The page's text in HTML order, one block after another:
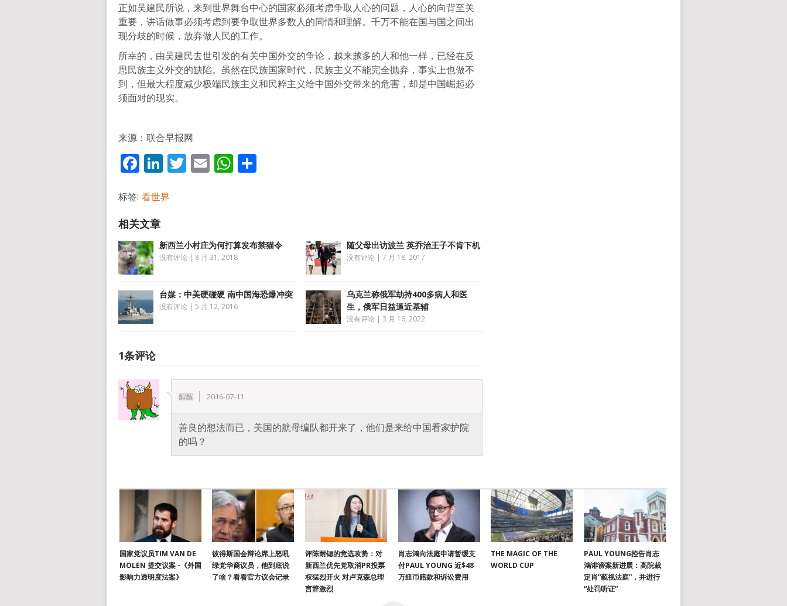
正如吴建民所说，来到世界舞台中心的国家必须考虑争取人心的问题，人心的向背至关
重要，讲话做事必须考虑到要争取世界多数人的同情和理解。千万不能在国与国之间出
现分歧的时候，放弃做人民的工作。
所幸的，由吴建民去世引发的有关中国外交的争论，越来越多的人和他一样，已经在反
思民族主义外交的缺陷。虽然在民族国家时代，民族主义不能完全抛弃，事实上也做不
到，但最大程度减少极端民族主义和民粹主义给中国外交带来的危害，却是中国崛起必
须面对的现实。
来源：联合早报网
Facebook
LinkedIn
Twitter
EmailWhatsApp
标签: 看世界
新西兰小村庄为何打算发布禁猫令
没有评论 | 8 月 31, 2018
随父母出访波兰 英乔治王子不肯下机
没有评论 |7 月 18, 2017
台媒：中美硬碰硬 南中国海恐爆冲突
没有评论 | 5 月 12, 2016
乌克兰称俄军劫持400多病人和医
生，俄军日益逼近基辅
没有评论 |3 月 16, 2022
1条评论
醒醒 2016-07-11
善良的想法而已，美国的航母编队都开来了，他们是来给中国看家护院
的吗？
国家党议员TIM VAN DE
MOLEN 提交议案 -《外国
影响力透明度法案》
彼得斯国会辩论席上怒吼
绿党华裔议员，他到底说
了啥？看看官方议会记录
评陈耐锶的竞选攻势：对
新西兰优先党取消PR投票
权猛烈开火 对卢克森总理
言辞激烈
肖志鴻向法庭申请暂缓支
付PAUL YOUNG 近$48
万纽币赔款和诉讼费用
THE MAGIC OF THE
WORLD CUP
PAUL YOUNG控告肖志
鴻诽谤案新进展：高院裁
定肖“藐视法庭”，并进行
“处罚听证”